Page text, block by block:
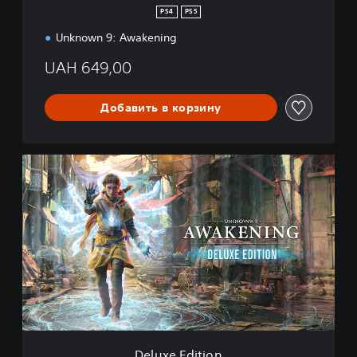
PS4 PS5
Unknown 9: Awakening
UAH 649,00
Добавить в корзину
D
e
l
u
x
e
E
d
i
t
i
o